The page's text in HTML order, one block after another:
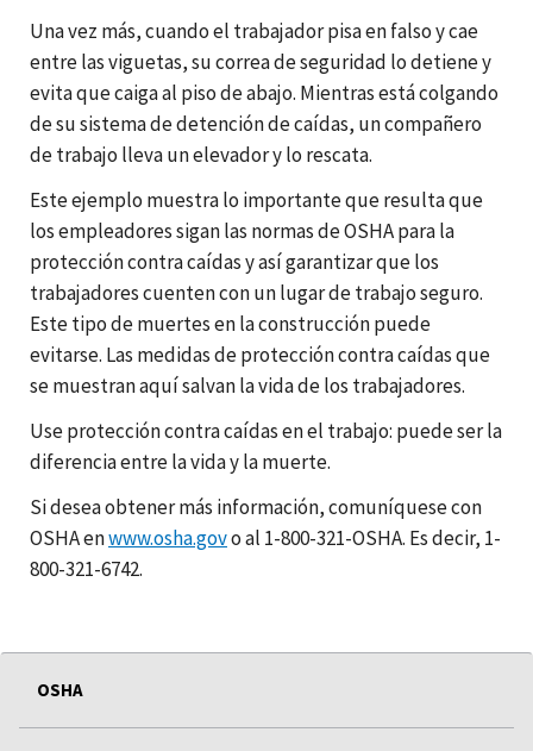
Una vez más, cuando el trabajador pisa en falso y cae
entre las viguetas, su correa de seguridad lo detiene y
evita que caiga al piso de abajo. Mientras está colgando
de su sistema de detención de caídas, un compañero
de trabajo lleva un elevador y lo rescata.
Este ejemplo muestra lo importante que resulta que
los empleadores sigan las normas de OSHA para la
protección contra caídas y así garantizar que los
trabajadores cuenten con un lugar de trabajo seguro.
Este tipo de muertes en la construcción puede
evitarse. Las medidas de protección contra caídas que
se muestran aquí salvan la vida de los trabajadores.
Use protección contra caídas en el trabajo: puede ser la
diferencia entre la vida y la muerte.
Si desea obtener más información, comuníquese con
OSHA enwww.osha.govo al 1-800-321-OSHA. Es decir, 1-
800-321-6742.
OSHA